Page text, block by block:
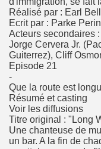
Réalisé par : Earl
Ecrit par : Parke
Acteurs secondaires
Jorge Cervera Jr.
Guiterrez), Cliff
Episode 21
-
Que la route est
Résumé et casting
Voir les diffusions
Titre original : "Long
Une chanteuse de
un bar. A la fin de